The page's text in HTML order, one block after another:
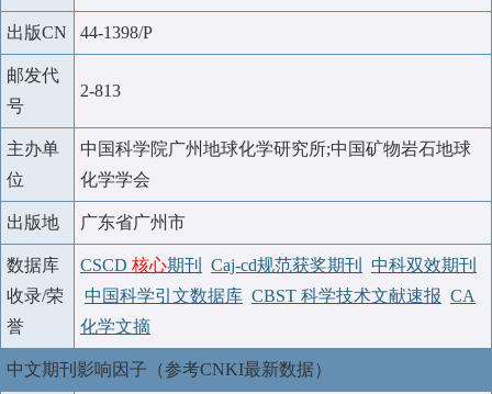
出版CN 44-1398/P
邮发代
号
2-813
主办单
位
中国科学院广州地球化学研究所;中国矿物岩石地球
化学学会
出版地 广东省广州市
数据库
收录/荣
誉
CSCD 核心期刊 Caj-cd规范获奖期刊
中科双效期刊
中国科学引文数据库 CBST 科学技术文献速报 CA
化学文摘
中文期刊影响因子（参考CNKI最新数据）